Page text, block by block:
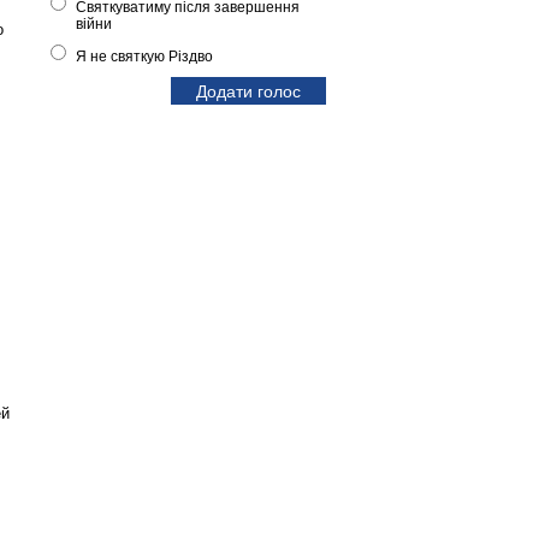
Святкуватиму після завершення
війни
Я не святкую Різдво